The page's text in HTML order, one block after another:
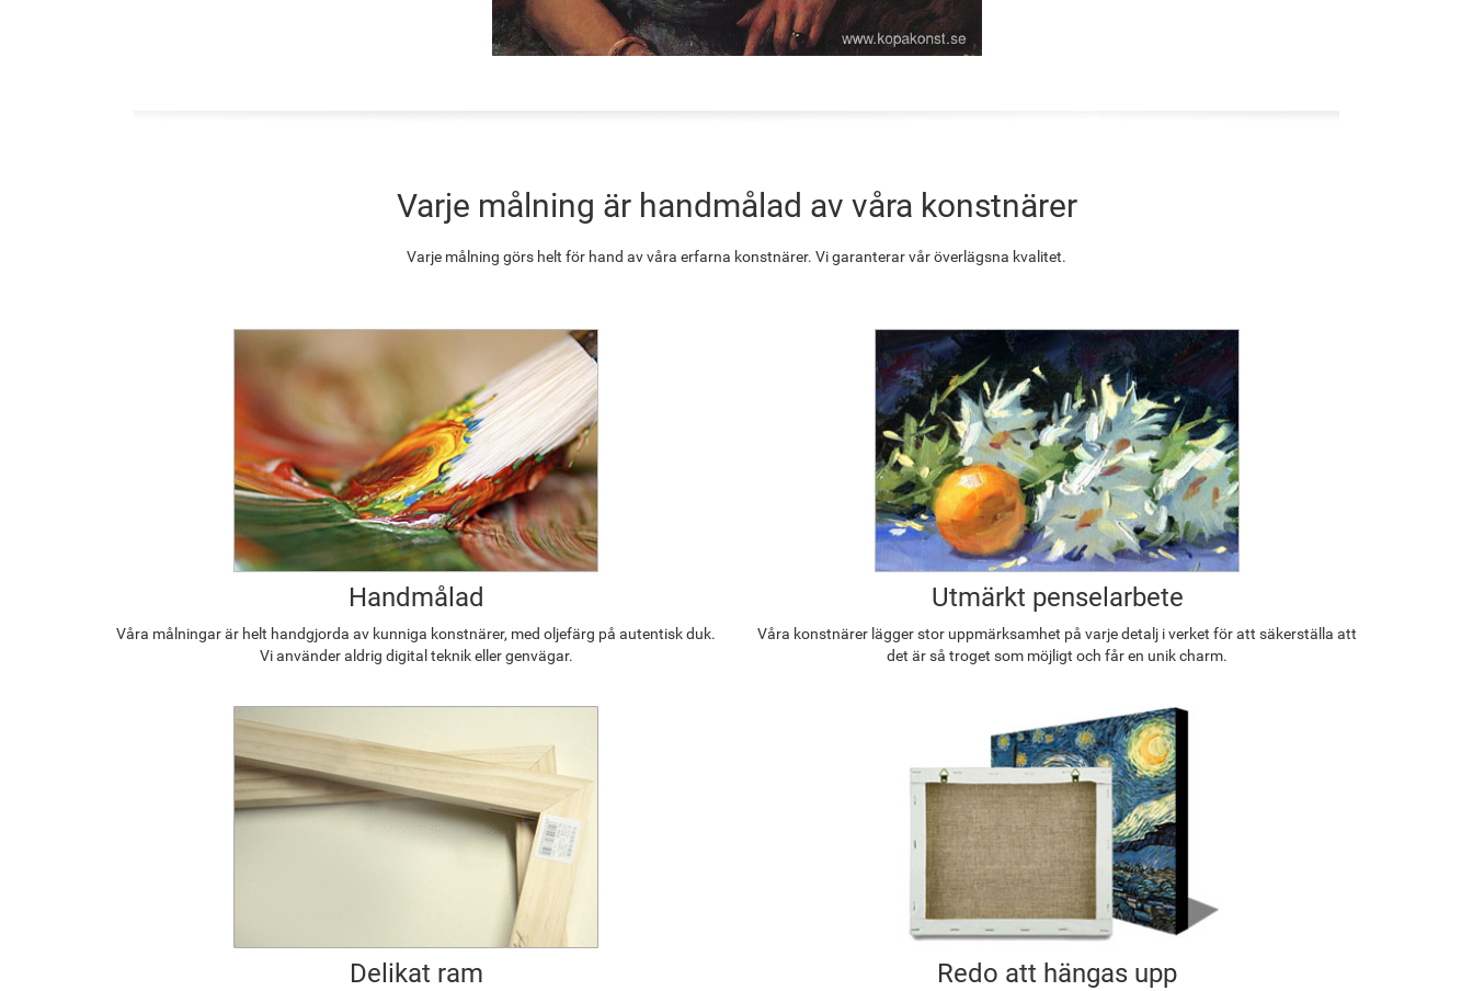
Varje målning är handmålad av våra konstnärer
Varje målning görs helt för hand av våra erfarna konstnärer. Vi garanterar vår överlägsna kvalitet.
Handmålad
Våra målningar är helt handgjorda av kunniga konstnärer, med oljefärg på autentisk duk.
Vi använder aldrig digital teknik eller genvägar.
Utmärkt penselarbete
Våra konstnärer lägger stor uppmärksamhet på varje detalj i verket för att säkerställa att
det är så troget som möjligt och får en unik charm.
Delikat ram Redo att hängas upp